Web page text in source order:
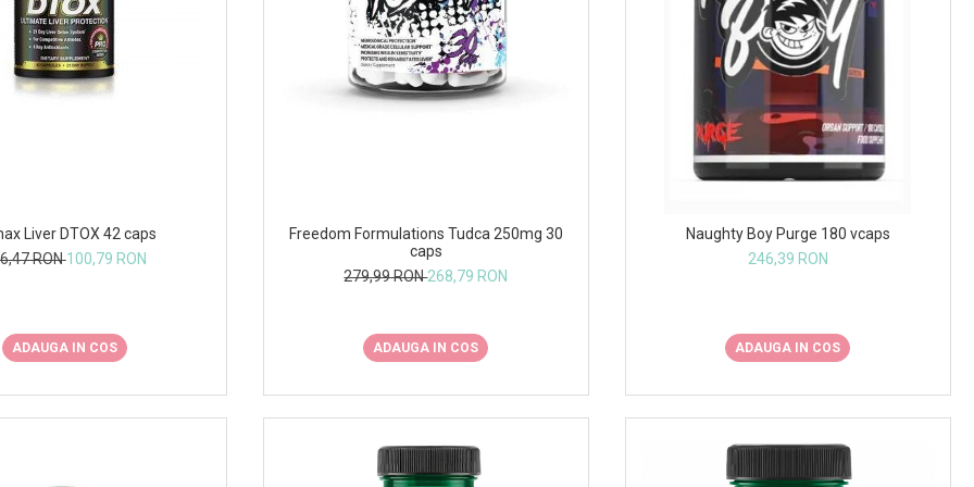
Liver DTOX 42 caps
RON100,79 RON
ADAUGA IN COS
Freedom Formulations Tudca 250mg 30
caps
279,99 RON268,79 RON
ADAUGA IN COS
Naughty Boy Purge 180 vcaps
246,39 RON
ADAUGA IN COS